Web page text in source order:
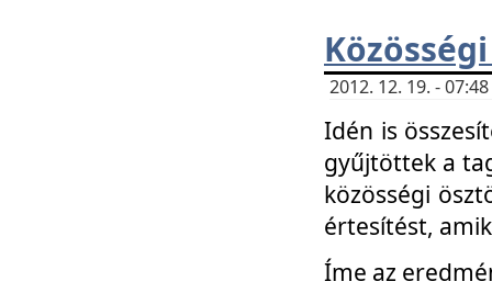
2012. 12. 19. -
Idén is
gyűjtöttek a
közösségi
értesítést,
Íme az